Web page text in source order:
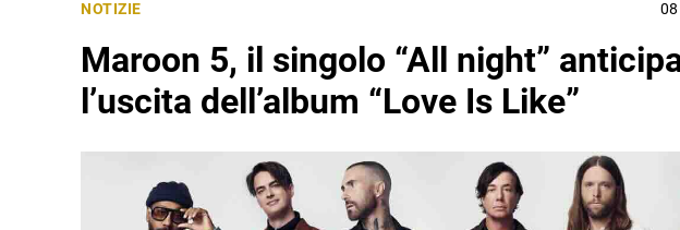
NOTIZIE
Maroon 5, il singolo “All night”
l’uscita dell’album “Love Is Like”